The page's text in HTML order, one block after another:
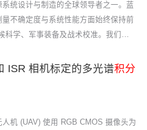
系统设计与制造的全球领导者之一。蓝
不确定度与系统性能方面始终保持前
科学、军事装备及战术校准。我们…
ISR 相机标定的多光谱积分
机 (UAV) 使用 RGB CMOS 摄像头为